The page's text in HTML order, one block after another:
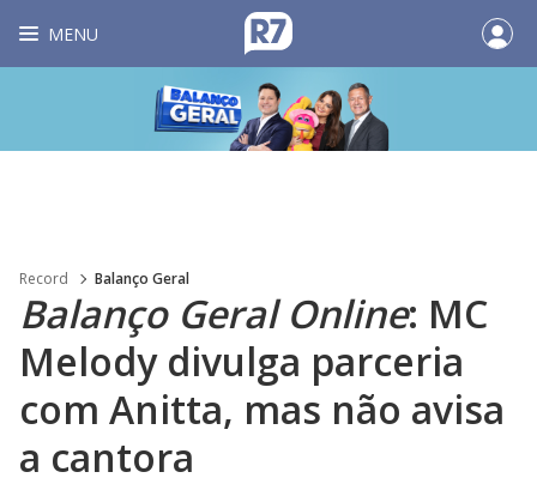
MENU
Record Balanço Geral
Balanço Geral Online: MC
Melody divulga parceria
com Anitta, mas não avisa
a cantora